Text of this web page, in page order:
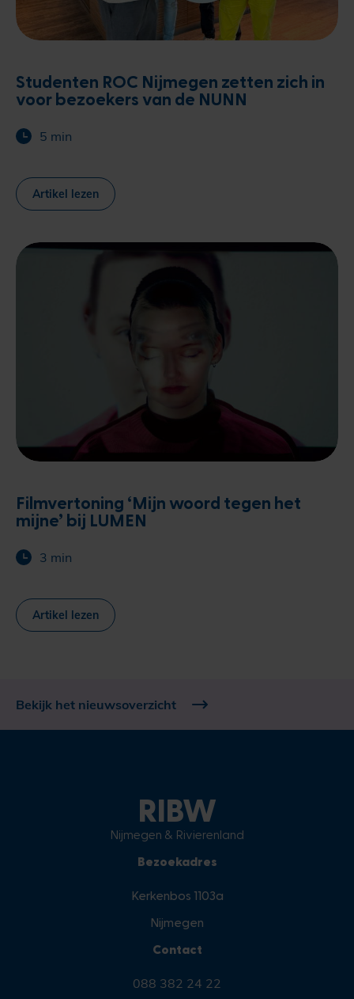
Studenten ROC Nijmegen zetten zich in
voor bezoekers van de NUNN
5 min
Artikel lezen
Filmvertoning ‘Mijn woord tegen het
mijne’ bij LUMEN
3 min
Artikel lezen
Bekijk het nieuwsoverzicht
RIBW
Nijmegen & Rivierenland
Bezoekadres
Kerkenbos 1103a
Nijmegen
Contact
088 382 24 22